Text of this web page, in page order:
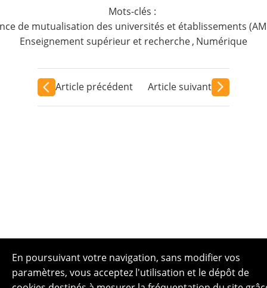
Mots-clés :
de mutualisation des universités et établissements
Enseignement supérieur et recherche, Numérique
Article précédent Article suivant
En poursuivant votre navigation, sans modifier vos
paramètres, vous acceptez l'utilisation et le dépôt de